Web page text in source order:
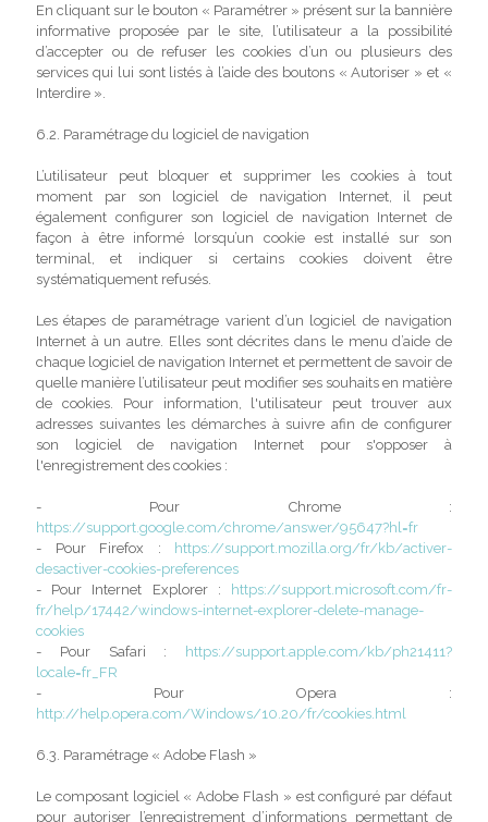
En cliquant sur le bouton « Paramétrer » présent sur la bannière
informative proposée par le site, l’utilisateur a la possibilité
d’accepter ou de refuser les cookies d’un ou plusieurs des
services qui lui sont listés à l’aide des boutons « Autoriser » et «
Interdire ».
6.2. Paramétrage du logiciel de navigation
L’utilisateur peut bloquer et supprimer les cookies à tout
moment par son logiciel de navigation Internet, il peut
également configurer son logiciel de navigation Internet de
façon à être informé lorsqu’un cookie est installé sur son
terminal, et indiquer si certains cookies doivent être
systématiquement refusés.
Les étapes de paramétrage varient d’un logiciel de navigation
Internet à un autre. Elles sont décrites dans le menu d’aide de
chaque logiciel de navigation Internet et permettent de savoir de
quelle manière l’utilisateur peut modifier ses souhaits en matière
de cookies. Pour information, l'utilisateur peut trouver aux
adresses suivantes les démarches à suivre afin de configurer
son logiciel de navigation Internet pour s'opposer à
l'enregistrement des cookies :
- Pour Chrome :
https://support.google.com/chrome/answer/95647?hl=fr
- Pour Firefox :
https://support.mozilla.org/fr/kb/activer-
desactiver-cookies-preferences
- Pour Internet Explorer :
https://support.microsoft.com/fr-
fr/help/17442/windows-internet-explorer-delete-manage-
cookies
- Pour Safari :
https://support.apple.com/kb/ph21411?
locale=fr_FR
- Pour Opera :
http://help.opera.com/Windows/10.20/fr/cookies.html
6.3. Paramétrage « Adobe Flash »
Le composant logiciel « Adobe Flash » est configuré par défaut
pour autoriser l’enregistrement d’informations permettant de